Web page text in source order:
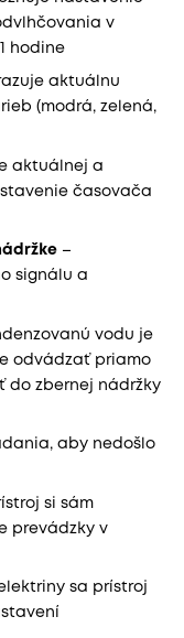
v
hodine
aktuálnu
(modrá, zelená,
aktuálnej a
časovača
–
signálu a
vodu je
odvádzať priamo
do zbernej nádržky
aby nedošlo
si sám
prevádzky v
sa prístroj